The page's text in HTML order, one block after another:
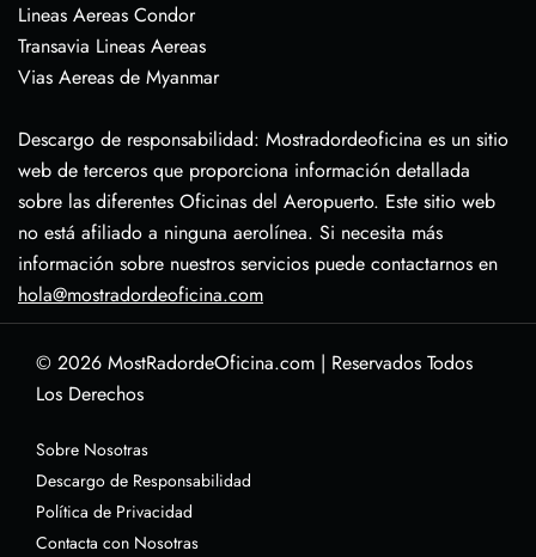
Lineas Aereas Condor
Transavia Lineas Aereas
Vias Aereas de Myanmar
Descargo de responsabilidad: Mostradordeoficina es un sitio
web de terceros que proporciona información detallada
sobre las diferentes Oficinas del Aeropuerto. Este sitio web
no está afiliado a ninguna aerolínea. Si necesita más
información sobre nuestros servicios puede contactarnos en
hola@mostradordeoficina.com
© 2026 MostRadordeOficina.com | Reservados Todos
Los Derechos
Sobre Nosotras
Descargo de Responsabilidad
Política de Privacidad
Contacta con Nosotras